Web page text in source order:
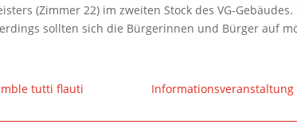
(Zimmer 22) im zweiten Stock des VG-
sollten sich die Bürgerinnen und Bürger auf
tutti flauti